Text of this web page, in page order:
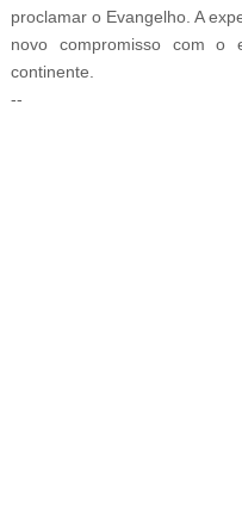
proclamar o Evangelho. A
novo compromisso com o
continente.
--